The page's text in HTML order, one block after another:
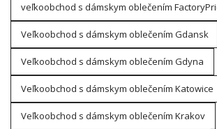
veľkoobchod s dámskym oblečením
Veľkoobchod s dámskym oblečením Gdansk
Veľkoobchod s dámskym oblečením Gdyna
Veľkoobchod s dámskym oblečením Katowice
Veľkoobchod s dámskym oblečením Krakov